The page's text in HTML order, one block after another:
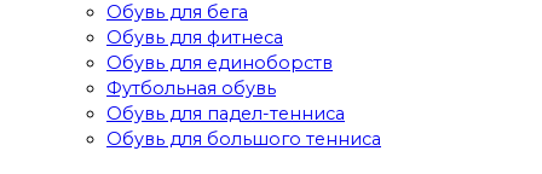
Обувь для бега
Обувь для фитнеса
Обувь для единоборств
Футбольная обувь
Обувь для падел-тенниса
Обувь для большого тенниса